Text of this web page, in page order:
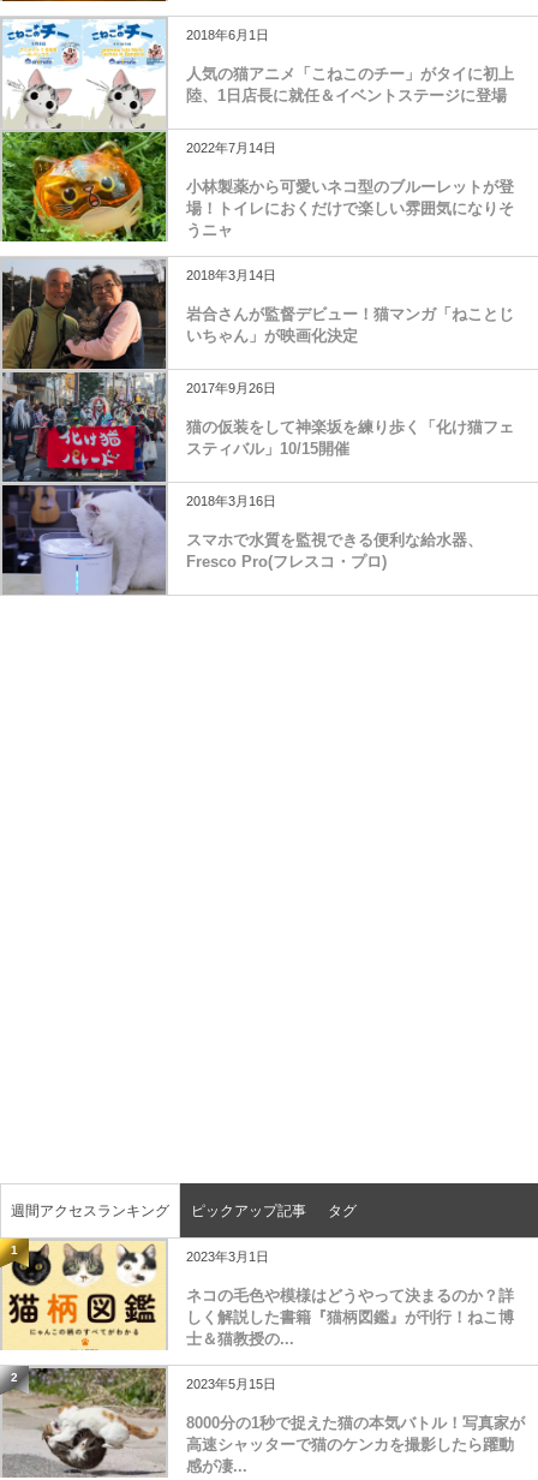
2018年6月1日
人気の猫アニメ「こねこのチー」がタイに初上
陸、1日店長に就任＆イベントステージに登場
2022年7月14日
小林製薬から可愛いネコ型のブルーレットが登
場！トイレにおくだけで楽しい雰囲気になりそ
うニャ
2018年3月14日
岩合さんが監督デビュー！猫マンガ「ねことじ
いちゃん」が映画化決定
2017年9月26日
猫の仮装をして神楽坂を練り歩く「化け猫フェ
スティバル」10/15開催
2018年3月16日
スマホで水質を監視できる便利な給水器、
Fresco Pro(フレスコ・プロ)
週間アクセスランキング ピックアップ記事 タグ
1 2023年3月1日
ネコの毛色や模様はどうやって決まるのか？詳
しく解説した書籍『猫柄図鑑』が刊行！ねこ博
士＆猫教授の...
2 2023年5月15日
8000分の1秒で捉えた猫の本気バトル！写真家が
高速シャッターで猫のケンカを撮影したら躍動
感が凄...